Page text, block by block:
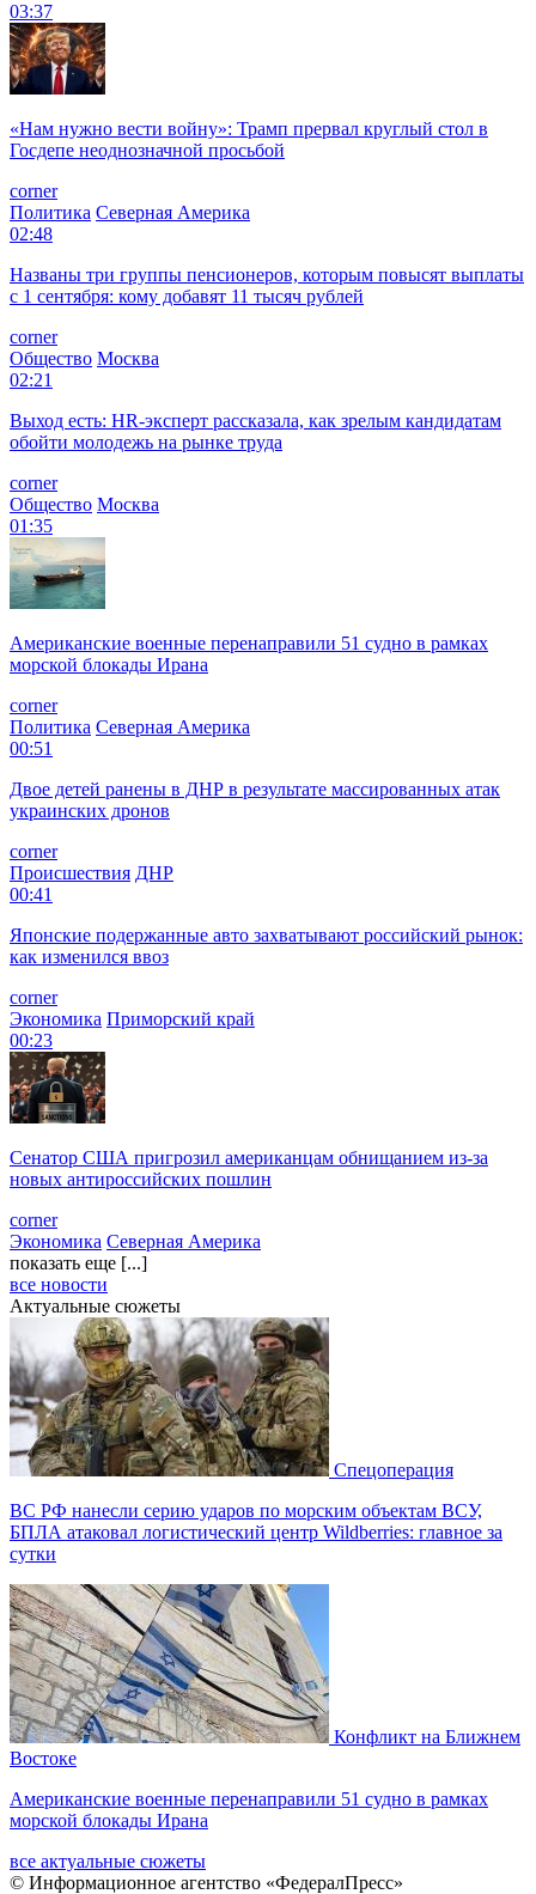
03:37
«Нам нужно вести войну»: Трамп прервал круглый стол в
Госдепе неоднозначной просьбой
corner
Политика Северная Америка
02:48
Названы три группы пенсионеров, которым повысят выплаты
с 1 сентября: кому добавят 11 тысяч рублей
corner
Общество Москва
02:21
Выход есть: HR-эксперт рассказала, как зрелым кандидатам
обойти молодежь на рынке труда
corner
Общество Москва
01:35
Американские военные перенаправили 51 судно в рамках
морской блокады Ирана
corner
Политика Северная Америка
00:51
Двое детей ранены в ДНР в результате массированных атак
украинских дронов
corner
Происшествия ДНР
00:41
Японские подержанные авто захватывают российский рынок:
как изменился ввоз
corner
Экономика Приморский край
00:23
Сенатор США пригрозил американцам обнищанием из-за
новых антироссийских пошлин
corner
Экономика Северная Америка
показать еще [...]
все новости
Актуальные сюжеты
Спецоперация
ВС РФ нанесли серию ударов по морским объектам ВСУ,
БПЛА атаковал логистический центр Wildberries: главное за
сутки
Конфликт на Ближнем
Востоке
Американские военные перенаправили 51 судно в рамках
морской блокады Ирана
все актуальные сюжеты
© Информационное агентство «ФедералПресс»